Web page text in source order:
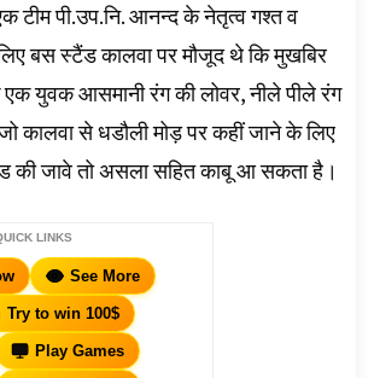
टीम पी.उप.नि. आनन्द के नेतृत्व गश्त व
बस स्टैंड कालवा पर मौजूद थे कि मुखबिर
युवक आसमानी रंग की लोवर, नीले पीले रंग
कालवा से धडौली मोड़ पर कहीं जाने के लिए
की जावे तो असला सहित काबू आ सकता है।
LINKS
See More
Try to win 100$
Play Games